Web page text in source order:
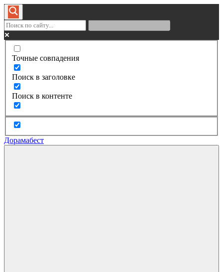
Точные совпадения
Поиск в заголовке
Поиск в контенте
Дорамабест